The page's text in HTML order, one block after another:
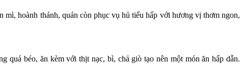
hoành thánh, quán còn phục vụ hủ tiếu hấp với hương vị thơm ngon,
quá béo, ăn kèm với thịt nạc, bì, chả giò tạo nên một món ăn hấp dẫn.